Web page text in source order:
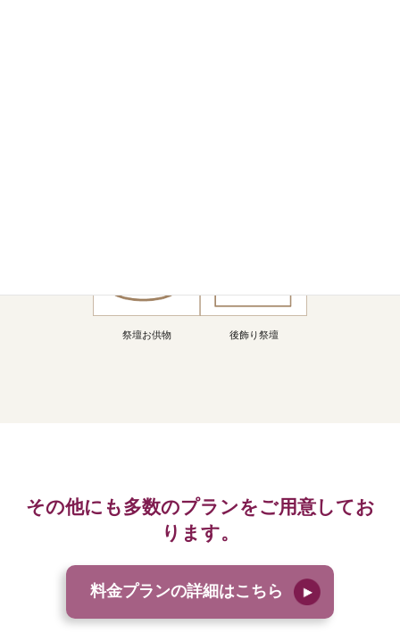
祭壇お供物 後飾り祭壇
その他にも多数のプランをご用意してお
ります。
料金プランの詳細はこちら